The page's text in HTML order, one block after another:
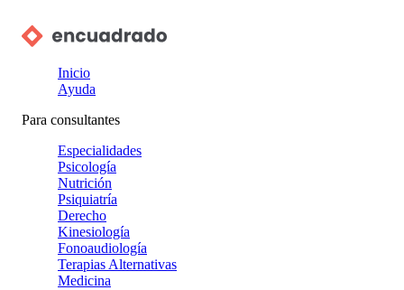
Inicio
Ayuda
Para consultantes
Especialidades
Psicología
Nutrición
Psiquiatría
Derecho
Kinesiología
Fonoaudiología
Terapias Alternativas
Medicina